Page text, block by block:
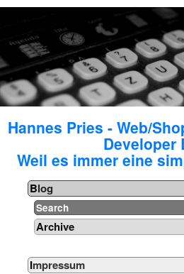
Hannes Pries - Web/
Developer
Weil es immer eine
Blog
Search
Archive
Impressum